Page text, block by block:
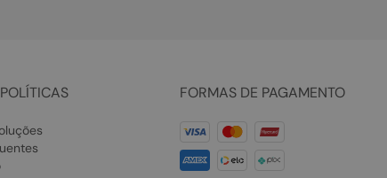
FORMAS DE PAGAMENTO